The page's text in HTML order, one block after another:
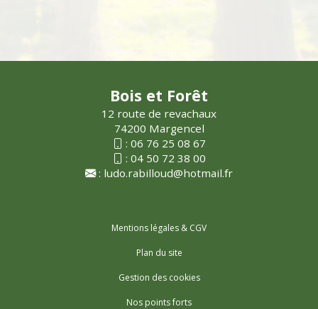
Bois et Forêt
12 route de revachaux
74200 Margencel
: 06 76 25 08 67
: 04 50 72 38 00
: ludo.rabilloud@hotmail.fr
Mentions légales & CGV
Plan du site
Gestion des cookies
Nos points forts